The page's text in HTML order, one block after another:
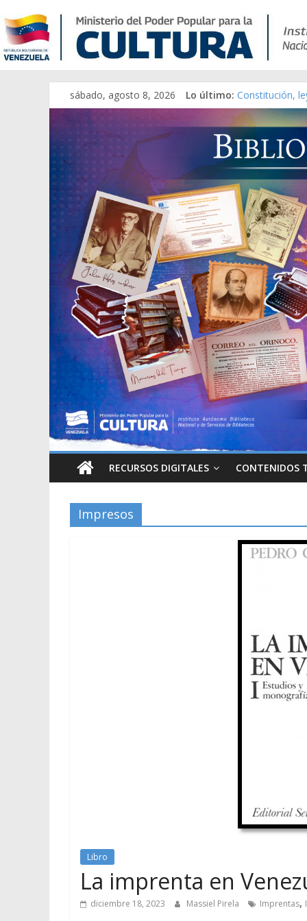
sábado, agosto 8, 2026 Lo último: Constitución,
Una Parálisis
Modesta Bor
Gaceta Oficial
Catálogo
RECURSOS DIGITALES CONTENIDOS
Impresos
Libro
La imprenta en
diciembre 18, 2023 Massiel Pirela Imprentas,